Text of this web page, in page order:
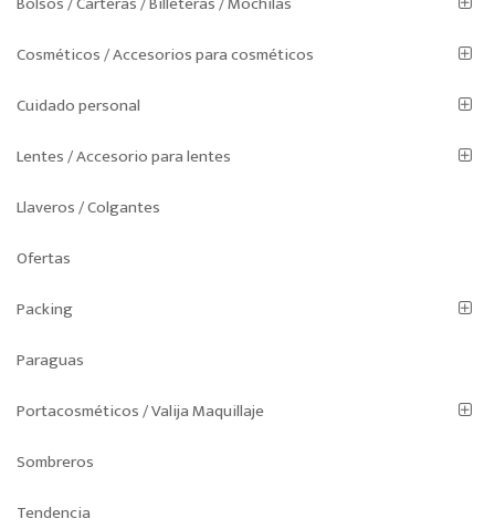
producto
Cosméticos / Accesorios para cosméticos
Cuidado personal
Lentes / Accesorio para lentes
Llaveros / Colgantes
Ofertas
Packing
Paraguas
Portacosméticos / Valija Maquillaje
Sombreros
Tendencia